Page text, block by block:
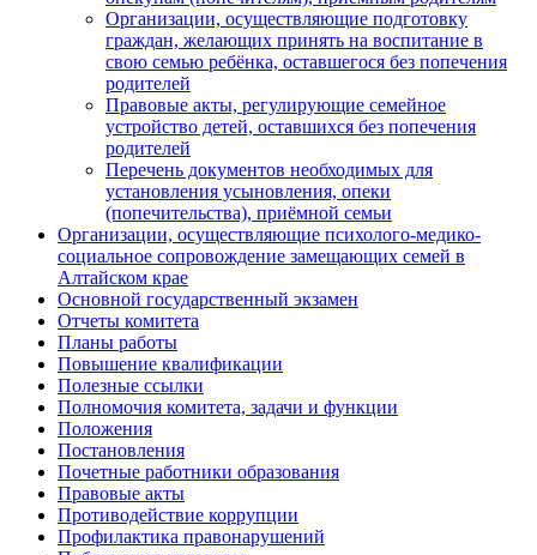
Организации, осуществляющие подготовку
граждан, желающих принять на воспитание в
свою семью ребёнка, оставшегося без попечения
родителей
Правовые акты, регулирующие семейное
устройство детей, оставшихся без попечения
родителей
Перечень документов необходимых для
установления усыновления, опеки
(попечительства), приёмной семьи
Организации, осуществляющие психолого-медико-
социальное сопровождение замещающих семей в
Алтайском крае
Основной государственный экзамен
Отчеты комитета
Планы работы
Повышение квалификации
Полезные ссылки
Полномочия комитета, задачи и функции
Положения
Постановления
Почетные работники образования
Правовые акты
Противодействие коррупции
Профилактика правонарушений